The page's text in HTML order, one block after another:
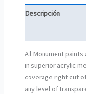
Descripción
All Monument
in superior acrylic
coverage right out
any level of